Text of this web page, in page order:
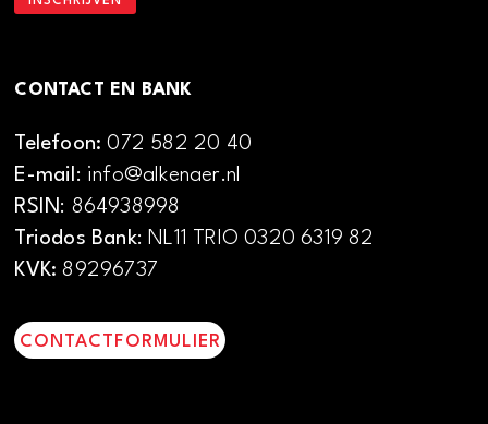
CONTACT EN BANK
Telefoon:072 582 20 40
E-mail: info@alkenaer.nl
RSIN: 864938998
Triodos Bank: NL11 TRIO 0320 6319 82
KVK: 89296737
CONTACTFORMULIER